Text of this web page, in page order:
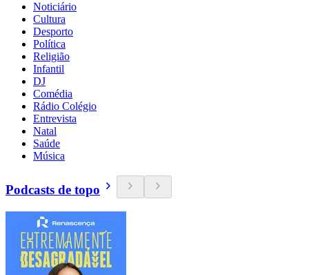
Noticiário
Cultura
Desporto
Política
Religião
Infantil
DJ
Comédia
Rádio Colégio
Entrevista
Natal
Saúde
Música
Podcasts de topo